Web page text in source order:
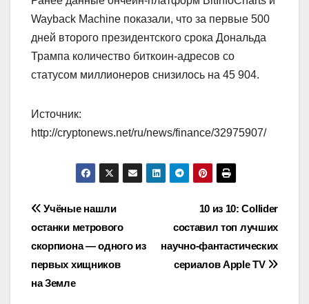
Wayback Machine показали, что за первые 500
дней второго президентского срока Дональда
Трампа количество биткоин-адресов со
статусом миллионеров снизилось на 45 904.
Источник:
http://cryptonews.net/ru/news/finance/32975907/
Навигация
по
записям
10 из 10: Collider
составил топ лучших
научно-фантастических
сериалов Apple TV
Учёные нашли
останки метрового
скорпиона — одного из
первых хищников
на Земле